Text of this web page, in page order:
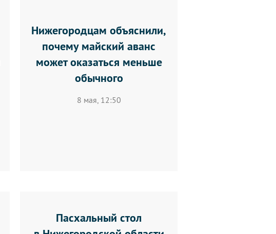
Нижегородцам объяснили,
почему майский аванс
может оказаться меньше
обычного
8 мая, 12:50
Пасхальный стол